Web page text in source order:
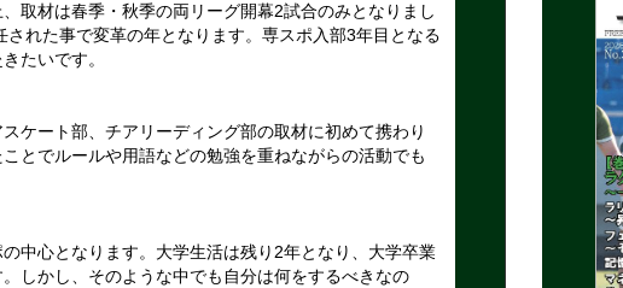
取材は春季・秋季の両リーグ開幕2試合のみとなりまし
れた事で変革の年となります。専スポ入部3年目となる
たいです。
ケート部、チアリーディング部の取材に初めて携わり
とでルールや用語などの勉強を重ねながらの活動でも
中心となります。大学生活は残り2年となり、大学卒業
しかし、そのような中でも自分は何をするべきなの